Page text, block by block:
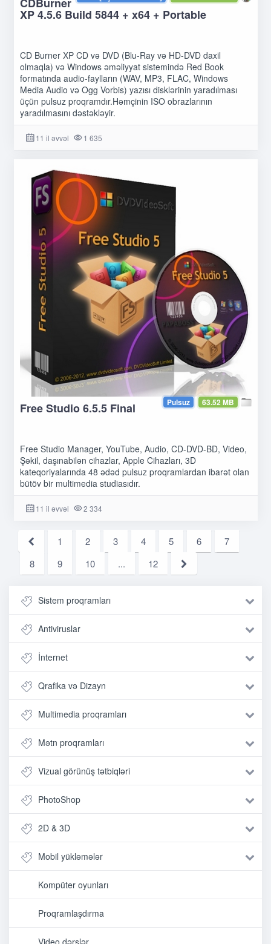
XP 4.5.6 Build 5844 + x64 + Portable
CD Burner XP CD və DVD (Blu-Ray və HD-DVD daxil
olmaqla) və Windows əməliyyat sistemində Red Book
formatında audio-faylların (WAV, MP3, FLAC, Windows
Media Audio və Ogg Vorbis) yazısı disklərinin yaradılması
üçün pulsuz proqramdır.Həmçinin ISO obrazlarının
yaradılmasını dəstəkləyir.
11 il əvvəl 1 635
63.52 MB
Pulsuz
Free Studio 6.5.5 Final
Free Studio Manager, YouTube, Audio, CD-DVD-BD, Video,
Şəkil, daşınabilən cihazlar, Apple Cihazları, 3D
kateqoriyalarında 48 ədəd pulsuz proqramlardan ibarət olan
bütöv bir multimedia studiasıdır.
11 il əvvəl 2 334
1 2 3 4 5 6
7
8
9 10 ... 12
Sistem proqramları
Antiviruslar
İnternet
Qrafika və Dizayn
Multimedia proqramları
Mətn proqramları
Vizual görünüş tətbiqləri
PhotoShop
2D & 3D
Mobil yükləmələr
Kompüter oyunları
Proqramlaşdırma
Video dərslər